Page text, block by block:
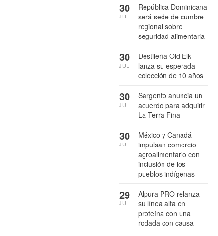
República Dominicana
será sede de cumbre
regional sobre
seguridad alimentaria
30
JUL
Destilería Old Elk
lanza su esperada
colección de 10 años
30
JUL
Sargento anuncia un
acuerdo para adquirir
La Terra Fina
30
JUL
México y Canadá
impulsan comercio
agroalimentario con
inclusión de los
pueblos indígenas
30
JUL
Alpura PRO relanza
su línea alta en
proteína con una
rodada con causa
29
JUL